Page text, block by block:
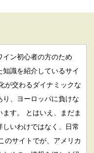
イン初心者の方のため
識を紹介しているサイ
が交わるダイナミックな
、ヨーロッパに負けな
す。 とはいえ、まだま
いわけではなく、日常
のサイトでが、アメリカ